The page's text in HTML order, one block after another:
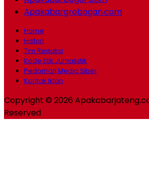
Apakabargrobogan.com
Home
Histori
Tim Redaksi
Kode Etik Jurnalistik
Pedoman Media Siber
Kontak Iklan
Copyright © 2026
Reserved